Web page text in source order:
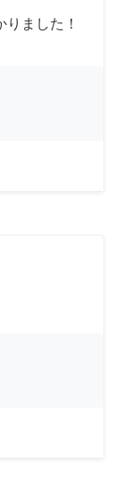
ました！